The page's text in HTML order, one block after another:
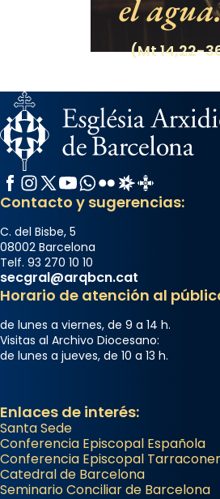
del Sant Pare Lleó XIV a
col·laboradors, a la
L’arquebisbe de
concelebrat el bisbe
Mons. David Abadías.
📸 Dr. G. Simón
Foto
View on Facebook · Share
Arquebisbat de
2 weeks ago
Memòria de les santes
Semproniana, verges i
Acompanyant la història
partir de l’Edat Mitjana
Semproniana (“relatiu a
eterna”) són deixebles
frare Joan Gaspar Roig,
que les santes són filles de
Mataró en reivindicarà les
el
(Mt 14,22-
Facebook
Instagram
X / Twitter
YouTube
WhatsApp
FlickrRadio Estel
Catalunya
Contacto y sugerencias:
C. del Bisbe, 5
08002 Barcelona
Telf. 93 270 10 10
secgral@arqbcn.cat
Horario de atención al
de lunes a viernes, de 9 a 14 h.
Visitas al Archivo Diocesano:
de lunes a jueves, de 10 a 13 h.
Enlaces de interés:
Santa Sede
Conferencia Episcopal Española
Conferencia Episcopal
Catedral de Barcelona
Seminario Conciliar de Barcelona